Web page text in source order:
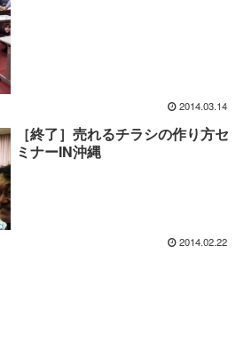
2014.03.14
［終了］売れるチラシの作り方セ
ミナーIN沖縄
2014.02.22